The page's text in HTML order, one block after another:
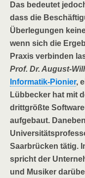
Das bedeutet
dass die
Überlegungen
wenn sich die
Praxis verbinden
Prof. Dr. August-
Informatik-Pionier,
Lübbecker hat mit
drittgrößte
aufgebaut.
Saarbrücken tätig.
spricht der
und Musiker